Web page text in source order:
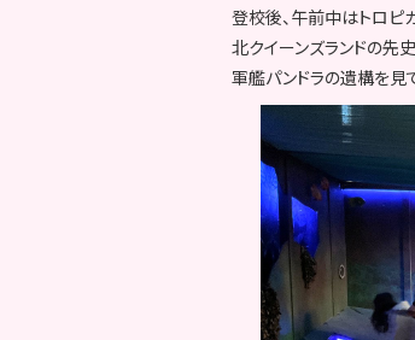
登校後、午前中はトロピ
北クイーンズランドの先
軍艦パンドラの遺構を見